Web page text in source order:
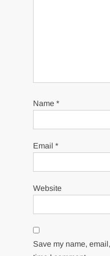
Name*
Email*
Website
Save my name,